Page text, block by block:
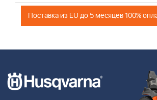
Поставка из EU до 5 месяцев 100%